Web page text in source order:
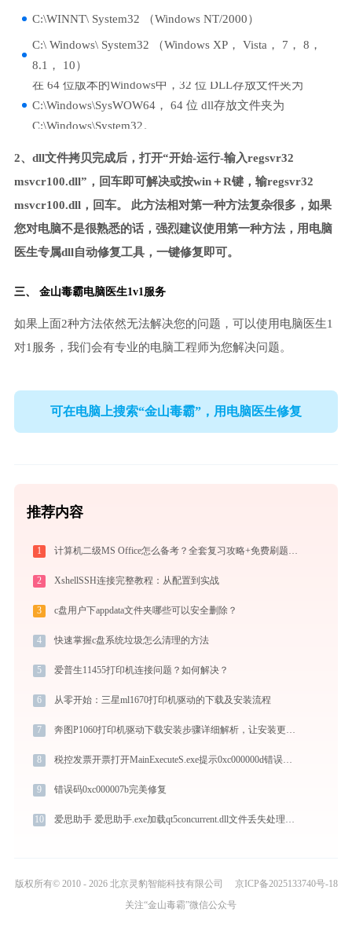
C:\WINNT\ System32 （Windows NT/2000）
C:\ Windows\ System32 （Windows XP， Vista， 7， 8，
8.1， 10）
在 64 位版本的Windows中，32 位 DLL存放文件夹为
C:\Windows\SysWOW64， 64 位 dll存放文件夹为
C:\Windows\System32。
2、dll文件拷贝完成后，打开“开始-运行-输入regsvr32
msvcr100.dll”，回车即可解决或按win＋R键，输regsvr32
msvcr100.dll，回车。 此方法相对第一种方法复杂很多，如果
您对电脑不是很熟悉的话，强烈建议使用第一种方法，用电脑
医生专属dll自动修复工具，一键修复即可。
三、 金山毒霸电脑医生1v1服务
如果上面2种方法依然无法解决您的问题，可以使用电脑医生1
对1服务，我们会有专业的电脑工程师为您解决问题。
可在电脑上搜索“金山毒霸”，用电脑医生修复
推荐内容
1 计算机二级MS Office怎么备考？全套复习攻略+免费刷题工具推荐
2 XshellSSH连接完整教程：从配置到实战
3 c盘用户下appdata文件夹哪些可以安全删除？
4 快速掌握c盘系统垃圾怎么清理的方法
5 爱普生11455打印机连接问题？如何解决？
6 从零开始：三星ml1670打印机驱动的下载及安装流程
7 奔图P1060打印机驱动下载安装步骤详细解析，让安装更简单
8 税控发票开票打开MainExecuteS.exe提示0xc000000d错误码怎么办
9 错误码0xc000007b完美修复
10 爱思助手 爱思助手.exe加载qt5concurrent.dll文件丢失处理办法
版权所有© 2010 - 2026 北京灵豹智能科技有限公司
京ICP备2025133740号-18
关注“金山毒霸”微信公众号